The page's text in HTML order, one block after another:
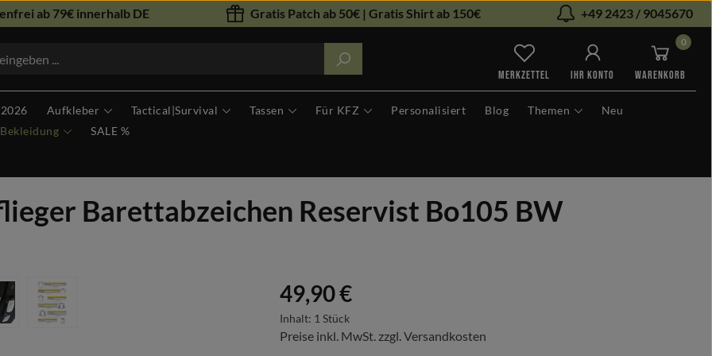
ab 79€ innerhalb DE Gratis Patch ab 50€ | Gratis Shirt ab 150€ +49 2423 / 9045670
Du hast 0 Produkte auf dem
MERKZETTEL IHR KONTO
0
WARENKORB
Aufkleber Tactical|Survival Tassen Für KFZ Personalisiert Blog Themen
Neu
Bekleidung SALE %
Barettabzeichen Reservist Bo105 BW
Regulärer Preis:
49,90 €
Inhalt: 1 Stück
Preise inkl. MwSt. zzgl. Versandkosten